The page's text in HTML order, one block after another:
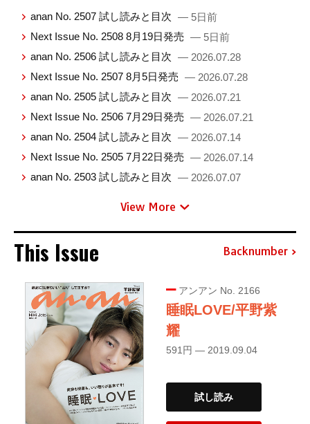
anan No. 2507 試し読みと目次 — 5日前
Next Issue No. 2508 8月19日発売 — 5日前
anan No. 2506 試し読みと目次 — 2026.07.28
Next Issue No. 2507 8月5日発売 — 2026.07.28
anan No. 2505 試し読みと目次 — 2026.07.21
Next Issue No. 2506 7月29日発売 — 2026.07.21
anan No. 2504 試し読みと目次 — 2026.07.14
Next Issue No. 2505 7月22日発売 — 2026.07.14
anan No. 2503 試し読みと目次 — 2026.07.07
View More
This Issue Backnumber
アンアン No. 2166
睡眠LOVE/平野紫
耀
591円 — 2019.09.04
試し読み